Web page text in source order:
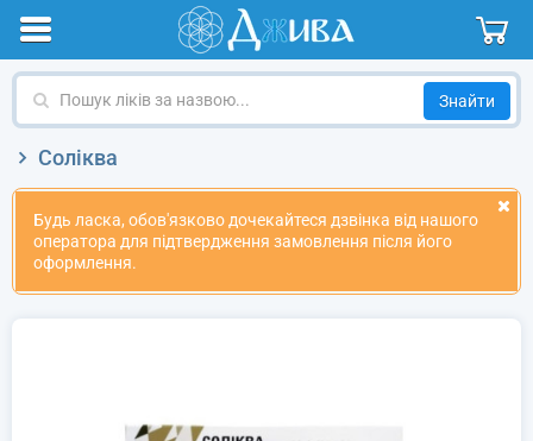
Пошук
назвою
Соліква
Будь ласка, обов'язково дочекайтеся дзвінка від нашого
оператора для підтвердження замовлення після його
оформлення.